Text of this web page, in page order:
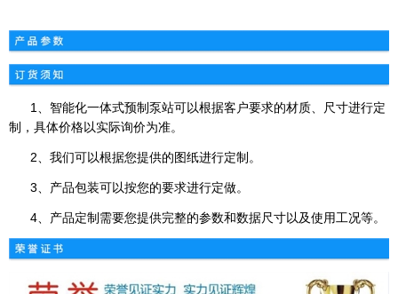
1、智能化一体式预制泵站可以根据客户要求的材质、尺寸进行定
制，具体价格以实际询价为准。
2、我们可以根据您提供的图纸进行定制。
3、产品包装可以按您的要求进行定做。
4、产品定制需要您提供完整的参数和数据尺寸以及使用工况等。